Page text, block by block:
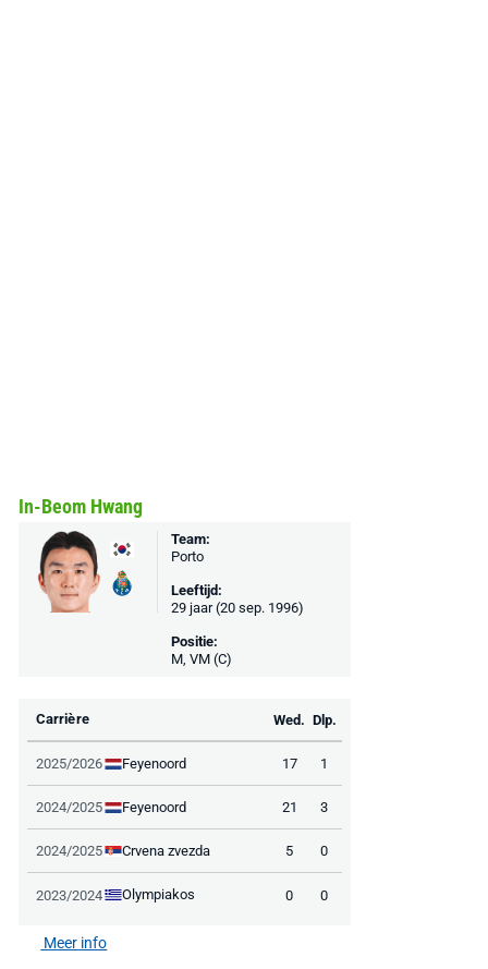
In-Beom Hwang
Team:
Porto
Leeftijd:
29 jaar (20 sep. 1996)
Positie:
M, VM (C)
Carrière Wed. Dlp.
2025/2026 Feyenoord 17 1
2024/2025 Feyenoord 21 3
2024/2025 Crvena zvezda 5 0
2023/2024 Olympiakos 0 0
Meer info